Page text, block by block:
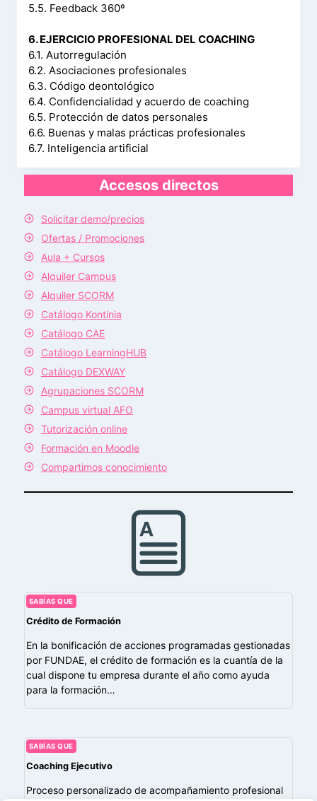
5.5. Feedback 360º
6. EJERCICIO PROFESIONAL DEL COACHING
6.1. Autorregulación
6.2. Asociaciones profesionales
6.3. Código deontológico
6.4. Confidencialidad y acuerdo de coaching
6.5. Protección de datos personales
6.6. Buenas y malas prácticas profesionales
6.7. Inteligencia artificial
Accesos directos
Solicitar demo/precios
Ofertas / Promociones
Aula + Cursos
Alquiler Campus
Alquiler SCORM
Catálogo Kontinia
Catálogo CAE
Catálogo LearningHUB
Catálogo DEXWAY
Agrupaciones SCORM
Campus virtual AFO
Tutorización online
Formación en Moodle
Compartimos conocimiento
SABÍAS QUE
Crédito de Formación
En la bonificación de acciones programadas gestionadas
por FUNDAE, el crédito de formación es la cuantía de la
cual dispone tu empresa durante el año como ayuda
para la formación…
SABÍAS QUE
Coaching Ejecutivo
Proceso personalizado de acompañamiento profesional